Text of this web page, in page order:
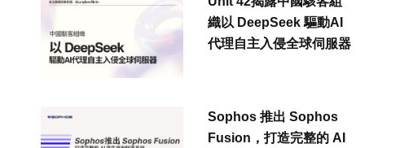
織以 DeepSeek 驅動AI
代理自主入侵全球伺服器
Sophos 推出 Sophos
Fusion，打造完整的 AI